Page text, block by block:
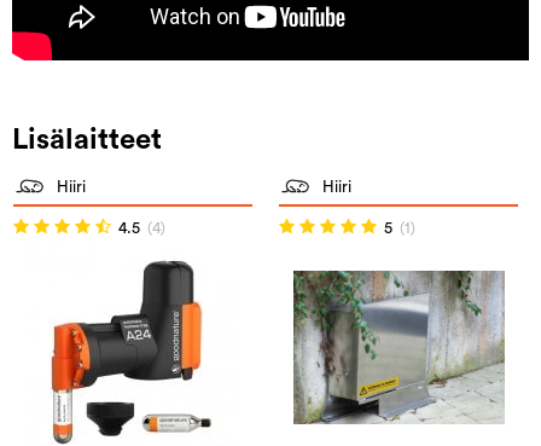
Lisälaitteet
Hiiri
4.5 (4)
Hiiri
5 (1)